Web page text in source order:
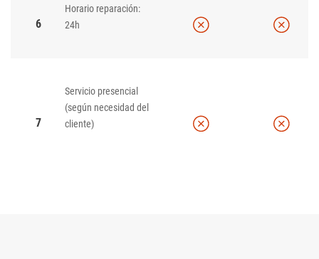
6
Horario reparación:
24h
7
Servicio presencial
(según necesidad del
cliente)